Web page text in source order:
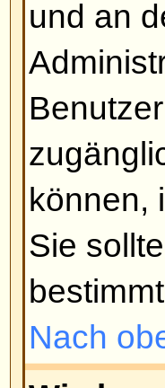
müssen
Sie eine
Signatur
eine
Profil die
können
Schreiben
Nach oben
Wie